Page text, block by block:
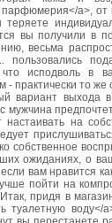
a>,
вы получили в
весьма
пользовались
исподволь в
практически то
вариант выхода
на
собственное
ожиданиях, о
вам нравится
пойти на
придя в
туалетную